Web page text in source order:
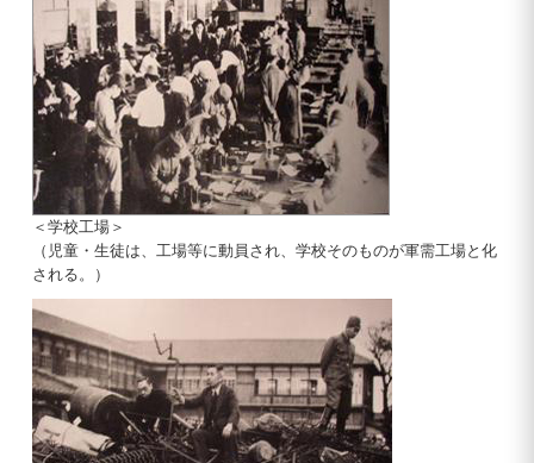
＜学校工場＞
（児童・生徒は、工場等に動員され、学校そのものが軍需工場と化
される。）